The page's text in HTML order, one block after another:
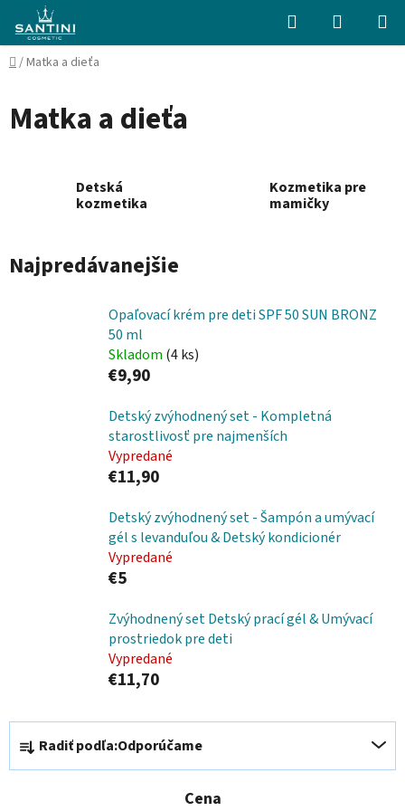
Prejsť
obsah
Hľadať
KOŠÍK
Domov
/Matka a dieťa
Matka a dieťa
Detská
kozmetika
Kozmetika pre
mamičky
Najpredávanejšie
Opaľovací krém pre deti SPF 50 SUN BRONZ
50 ml
Skladom (4 ks)
€9,90
Detský zvýhodnený set - Kompletná
starostlivosť pre najmenších
Vypredané
€11,90
Detský zvýhodnený set - Šampón a umývací
gél s levanduľou & Detský kondicionér
Vypredané
€5
Zvýhodnený set Detský prací gél & Umývací
prostriedok pre deti
Vypredané
€11,70
R
d
Radiť podľa:Odporúčame
Cena